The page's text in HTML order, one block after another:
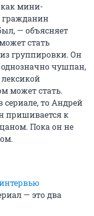
мини-
гражданин
— объясняет
стать
группировки. Он
чушпан,
может стать.
то Андрей
пришивается к
Пока он не
— это два